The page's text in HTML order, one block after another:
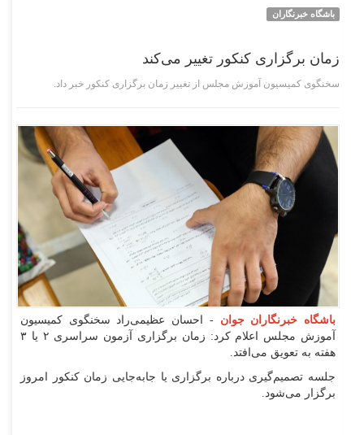
باشگاه خبرنگاران
زمان برگزاری کنکور تغییر می‌کند
سخنگوی کمیسیون آموزش مجلس از تغییر زمان برگزاری کنکور خبر داد.
باشگاه خبرنگاران جوان - احسان عظیمی‌راد سخنگوی کمیسیون
آموزش مجلس اعلام کرد: زمان برگزاری آزمون سراسری ۲ یا ۳
هفته به تعویق می‌افتد.
جلسه تصمیم‌گیری درباره برگزاری یا جابه‌جایی زمان کنکور امروز
برگزار می‌شود.